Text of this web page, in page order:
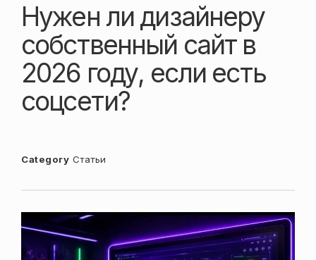
Нужен ли дизайнеру
собственный сайт в
2026 году, если есть
соцсети?
Category Статьи